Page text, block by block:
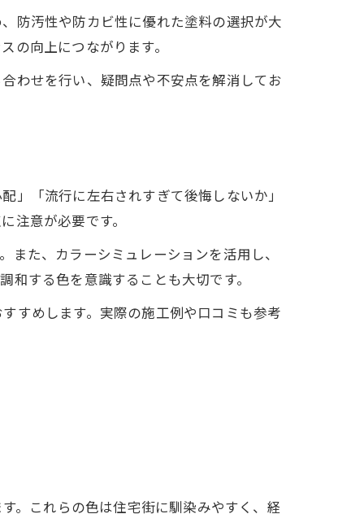
防汚性や防カビ性に優れた塗料の選択が大
の向上につながります。
わせを行い、疑問点や不安点を解消してお
」「流行に左右されすぎて後悔しないか」
注意が必要です。
た、カラーシミュレーションを活用し、
する色を意識することも大切です。
すめします。実際の施工例や口コミも参考
。これらの色は住宅街に馴染みやすく、経